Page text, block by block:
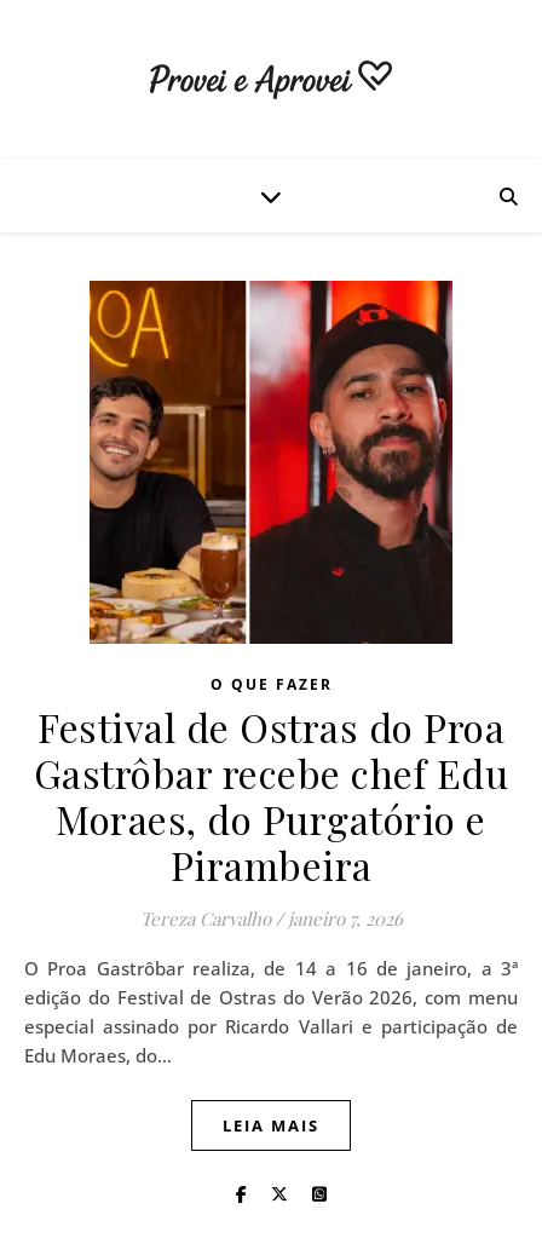
O QUE FAZER
Festival de Ostras do Proa
Gastrôbar recebe chef Edu
Moraes, do Purgatório e
Pirambeira
Tereza Carvalho / janeiro 7, 2026
O Proa Gastrôbar realiza, de 14 a 16 de janeiro, a 3ª
edição do Festival de Ostras do Verão 2026, com menu
especial assinado por Ricardo Vallari e participação de
Edu Moraes, do…
LEIA MAIS